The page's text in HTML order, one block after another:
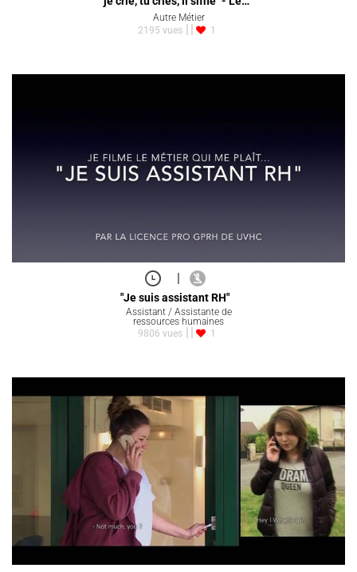
Autre Métier
2195 vues
1
|
"Je suis assistant RH"
Assistant / Assistante de
ressources humaines
9806 vues
1